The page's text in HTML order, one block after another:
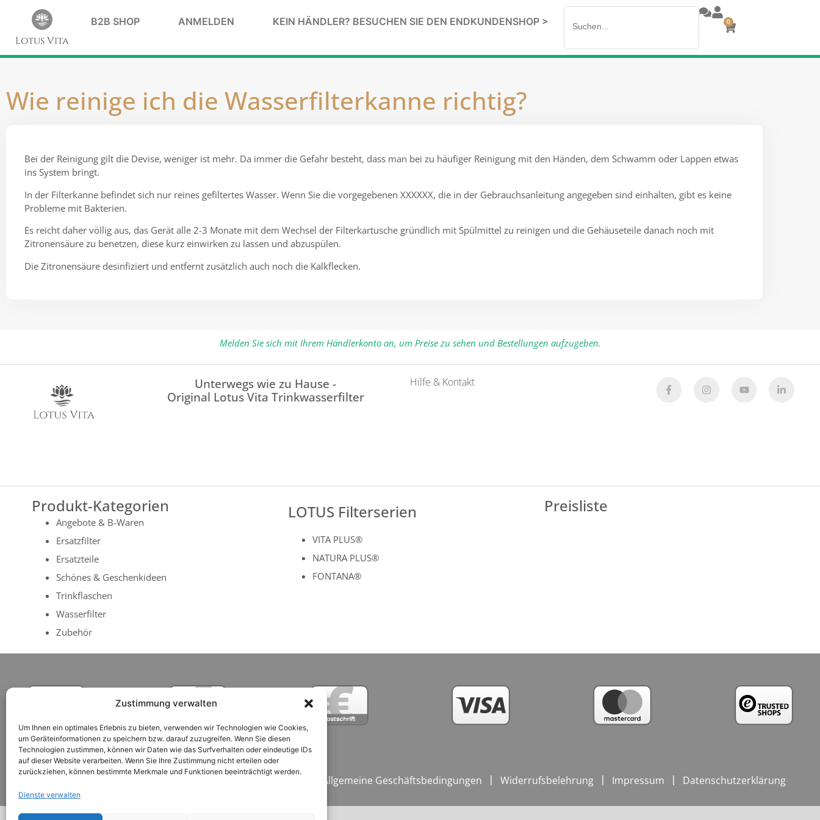
Zustimmung verwalten
Um Ihnen ein optimales Erlebnis zu bieten, verwenden wir Technologien wie Cookies,
um Geräteinformationen zu speichern bzw. darauf zuzugreifen. Wenn Sie diesen
Technologien zustimmen, können wir Daten wie das Surfverhalten oder eindeutige IDs
auf dieser Website verarbeiten. Wenn Sie Ihre Zustimmung nicht erteilen oder
zurückziehen, können bestimmte Merkmale und Funktionen beeinträchtigt werden.
Dienste verwalten
Lotus Vita
B2B SHOP ANMELDEN KEIN HÄNDLER? BESUCHEN SIE DEN ENDKUNDENSHOP >
for:
0
Wie reinige ich die Wasserfilterkanne richtig?
Bei der Reinigung gilt die Devise, weniger ist mehr. Da immer die Gefahr besteht, dass man bei zu häufiger Reinigung mit den Händen, dem Schwamm oder Lappen etwas
ins System bringt.
In der Filterkanne befindet sich nur reines gefiltertes Wasser. Wenn Sie die vorgegebenen XXXXXX, die in der Gebrauchsanleitung angegeben sind einhalten, gibt es keine
Probleme mit Bakterien.
Es reicht daher völlig aus, das Gerät alle 2-3 Monate mit dem Wechsel der Filterkartusche gründlich mit Spülmittel zu reinigen und die Gehäuseteile danach noch mit
Zitronensäure zu benetzen, diese kurz einwirken zu lassen und abzuspülen.
Die Zitronensäure desinfiziert und entfernt zusätzlich auch noch die Kalkflecken.
Melden Sie sich mit Ihrem Händlerkonto an, um Preise zu sehen und Bestellungen aufzugeben.
Unterwegs wie zu Hause -
Original Lotus Vita Trinkwasserfilter
Hilfe & Kontakt
Produkt-Kategorien
Angebote & B-Waren
Ersatzfilter
Ersatzteile
Schönes & Geschenkideen
Trinkflaschen
Wasserfilter
Zubehör
LOTUS Filterserien
VITA PLUS®
NATURA PLUS®
FONTANA®
Preisliste
Nutzungsbedingungen / Allgemeine Geschäftsbedingungen Widerrufsbelehrung Impressum Datenschutzerklärung